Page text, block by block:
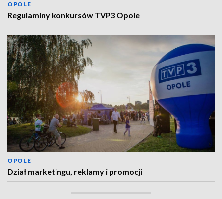
OPOLE
Regulaminy konkursów TVP3 Opole
OPOLE
Dział marketingu, reklamy i promocji